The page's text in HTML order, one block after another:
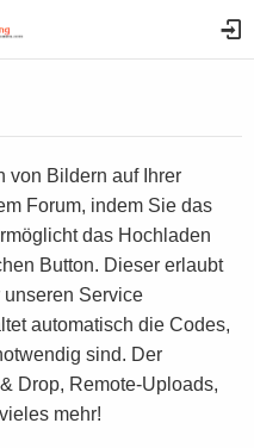
von Bildern auf Ihrer
Forum, indem Sie das
das Hochladen
Button. Dieser erlaubt
unseren Service
automatisch die Codes,
sind. Der
Drop, Remote-Uploads,
mehr!